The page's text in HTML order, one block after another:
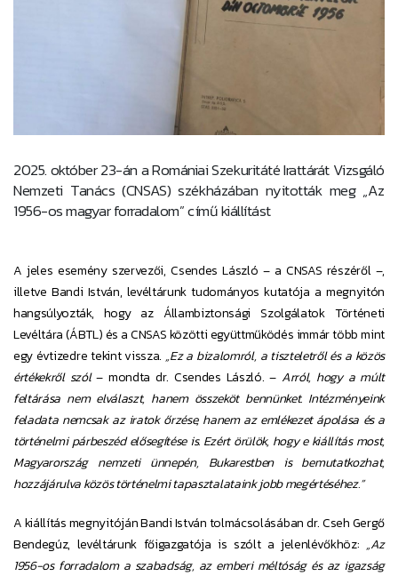
2025. október 23-án a Romániai Szekuritáté Irattárát Vizsgáló
Nemzeti Tanács (CNSAS) székházában nyitották meg „Az
1956-os magyar forradalom” című kiállítást
A jeles esemény szervezői, Csendes László – a CNSAS részéről –,
illetve Bandi István, levéltárunk tudományos kutatója a megnyitón
hangsúlyozták, hogy az Állambiztonsági Szolgálatok Történeti
Levéltára (ÁBTL) és a CNSAS közötti együttműködés immár több mint
egy évtizedre tekint vissza. „Ez a bizalomról, a tiszteletről és a közös
értékekről szól– mondta dr. Csendes László. – Arról, hogy a múlt
feltárása nem elválaszt, hanem összeköt bennünket. Intézményeink
feladata nemcsak az iratok őrzése, hanem az emlékezet ápolása és a
történelmi párbeszéd elősegítése is. Ezért örülök, hogy e kiállítás most,
Magyarország nemzeti ünnepén, Bukarestben is bemutatkozhat,
hozzájárulva közös történelmi tapasztalataink jobb megértéséhez.”
A kiállítás megnyitóján Bandi István tolmácsolásában dr. Cseh Gergő
Bendegúz, levéltárunk főigazgatója is szólt a jelenlévőkhöz: „Az
1956-os forradalom a szabadság, az emberi méltóság és az igazság